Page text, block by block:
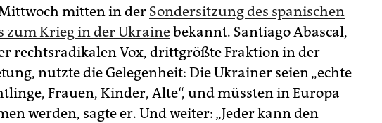
mitten in der Sondersitzung des spanischen
zum Krieg in der Ukrainebekannt. Santiago Abascal,
rechtsradikalen Vox, drittgrößte Fraktion in der
nutzte die Gelegenheit: Die Ukrainer seien „echte
Frauen, Kinder, Alte“, und müssten in Europa
werden, sagte er. Und weiter: „Jeder kann den